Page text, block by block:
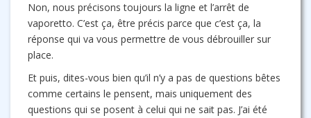
Non, nous précisons toujours la ligne et l’arrêt de
vaporetto. C’est ça, être précis parce que c’est ça, la
réponse qui va vous permettre de vous débrouiller sur
place.
Et puis, dites-vous bien qu’il n’y a pas de questions bêtes
comme certains le pensent, mais uniquement des
questions qui se posent à celui qui ne sait pas. J’ai été